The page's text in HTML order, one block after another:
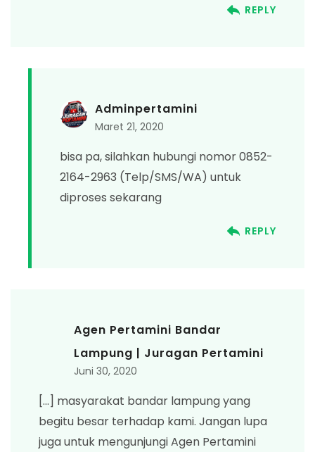
REPLY
Adminpertamini
Maret 21, 2020
bisa pa, silahkan hubungi nomor 0852-
2164-2963 (Telp/SMS/WA) untuk
diproses sekarang
REPLY
Agen Pertamini Bandar
Lampung | Juragan Pertamini
Juni 30, 2020
[…] masyarakat bandar lampung yang
begitu besar terhadap kami. Jangan lupa
juga untuk mengunjungi Agen Pertamini